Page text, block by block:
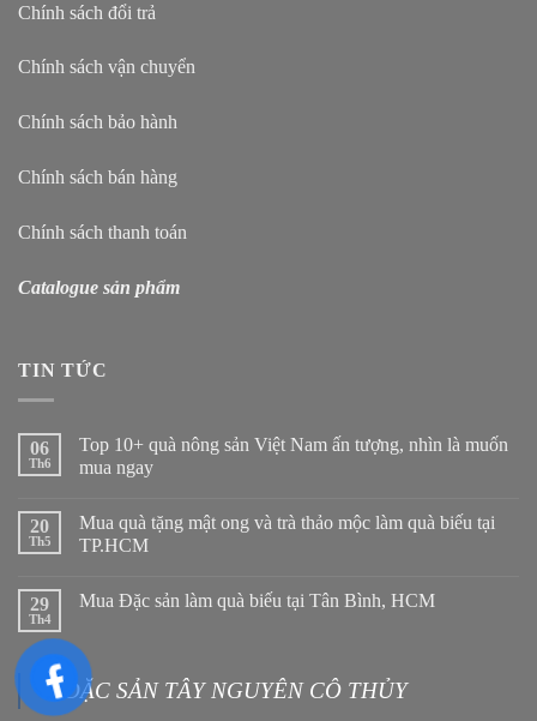
Chính sách đổi trả
Chính sách vận chuyển
Chính sách bảo hành
Chính sách bán hàng
Chính sách thanh toán
Catalogue sản phẩm
TIN TỨC
06
Th6
Top 10+ quà nông sản Việt Nam ấn tượng, nhìn là muốn
mua ngay
20
Th5
Mua quà tặng mật ong và trà thảo mộc làm quà biếu tại
TP.HCM
29
Th4
Mua Đặc sản làm quà biếu tại Tân Bình, HCM
ĐẶC SẢN TÂY NGUYÊN CÔ THỦY